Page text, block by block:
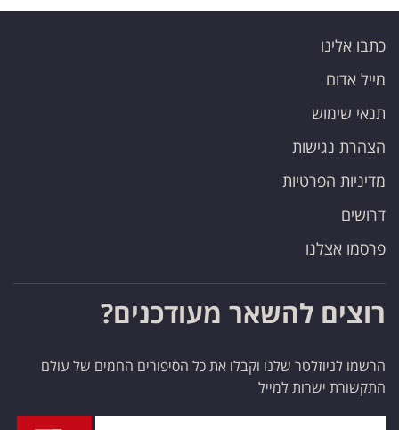
כתבו אלינו
מייל אדום
תנאי שימוש
הצהרת נגישות
מדיניות הפרטיות
דרושים
פרסמו אצלנו
רוצים להשאר מעודכנים?
הרשמו לניוזלטר שלנו וקבלו את כל הסיפורים החמים של עולם
התקשורת ישרות למייל